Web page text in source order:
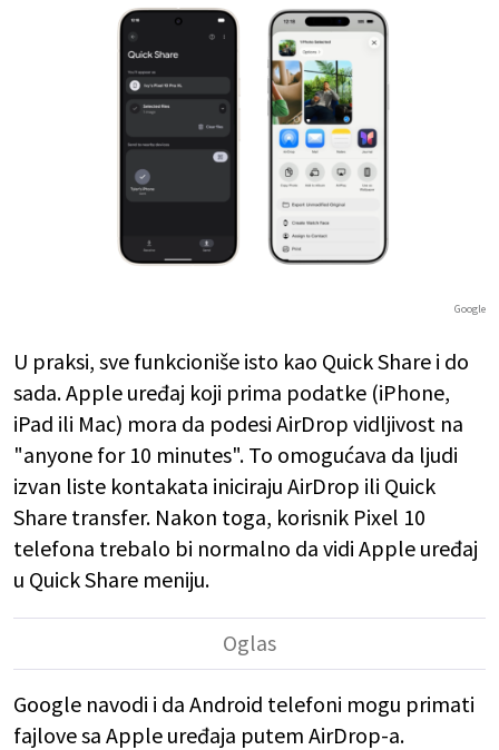
Google
U praksi, sve funkcioniše isto kao Quick Share i do
sada. Apple uređaj koji prima podatke (iPhone,
iPad ili Mac) mora da podesi AirDrop vidljivost na
"anyone for 10 minutes". To omogućava da ljudi
izvan liste kontakata iniciraju AirDrop ili Quick
Share transfer. Nakon toga, korisnik Pixel 10
telefona trebalo bi normalno da vidi Apple uređaj
u Quick Share meniju.
Google navodi i da Android telefoni mogu primati
fajlove sa Apple uređaja putem AirDrop-a.